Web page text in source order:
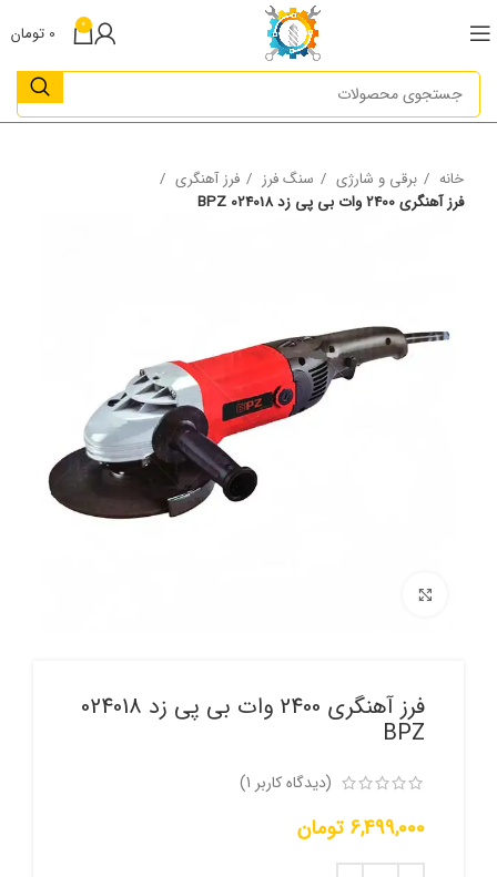
0
0 تومان
خانه برقی و شارژی سنگ فرز
فرز آهنگری
فرز آهنگری 2400 وات بی پی زد 024018 BPZ
فرز آهنگری 2400 وات بی پی زد 024018
BPZ
(دیدگاه کاربر 1
)
6,499,000 تومان